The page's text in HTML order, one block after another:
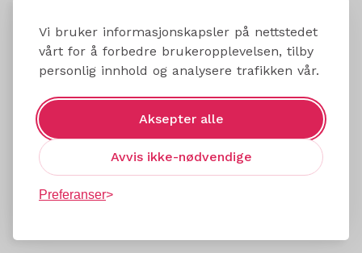
Vi bruker informasjonskapsler på nettstedet
vårt for å forbedre brukeropplevelsen, tilby
personlig innhold og analysere trafikken vår.
Aksepter alle
Avvis ikke-nødvendige
Preferanser